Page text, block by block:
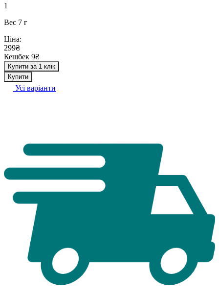
1
Вес 7 г
Ціна:
299₴
Кешбек 9₴
Купити за 1 клік
Купити
Усі варіанти